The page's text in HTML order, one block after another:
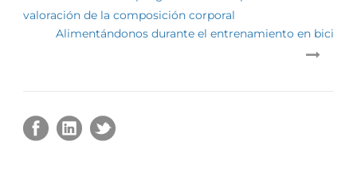
valoración de la composición corporal
Alimentándonos durante el entrenamiento en bici